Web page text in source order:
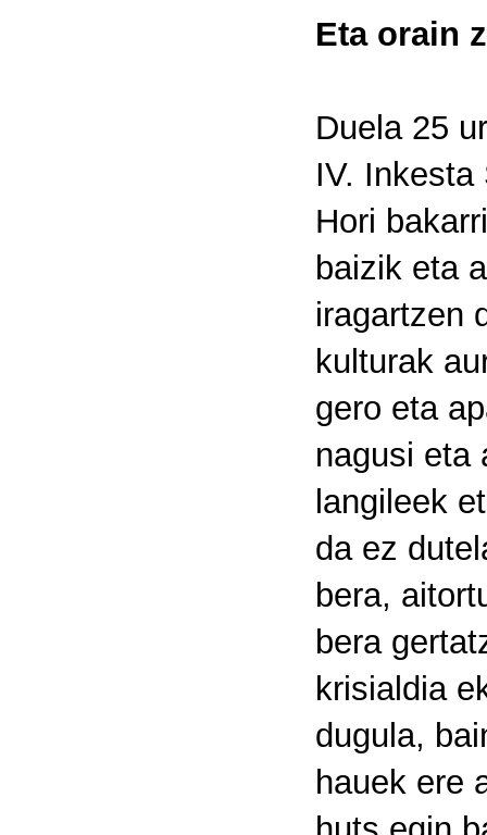
Eta orain
Duela 25
IV.
Hori
baizik eta
iragartzen
kulturak
gero eta
nagusi eta
langileek
da ez
bera,
bera
krisialdia
dugula,
hauek ere